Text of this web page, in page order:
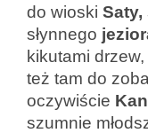
do wioski Saty,
słynnego
kikutami
też tam do
oczywiście
szumnie